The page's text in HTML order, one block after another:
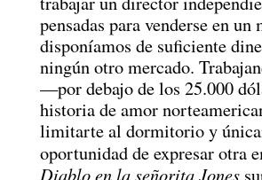
pensadas para venderse en
disponíamos de suficiente
ningún otro mercado.
—por debajo de los 25.000
historia de amor
limitarte al dormitorio y
oportunidad de expresar otra
Diablo en la señorita Jones